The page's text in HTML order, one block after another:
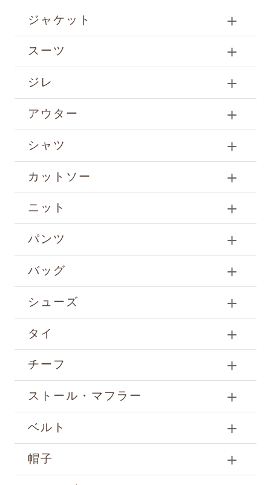
ジャケット
スーツ
ジレ
アウター
シャツ
カットソー
ニット
パンツ
バッグ
シューズ
タイ
チーフ
ストール・マフラー
ベルト
帽子